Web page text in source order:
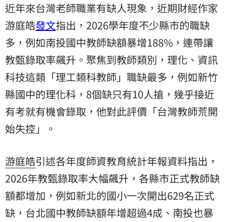
近年來台灣老師職業有缺人現象，近期財經作家
游庭皓發文指出，2026學年度不少縣市的職缺
多，例如南投國中教師缺額暴增188%，連帶讓
教甄錄取率飆升。聚焦到教師類別，理化、資訊
科技這類「理工類科教師」職缺最多，例如新竹
縣國中的理化科，8個缺只有10人搶，幾乎接近
有考就有機會錄取，他對此評價「台灣教師荒開
始失控」。
游庭皓引述各年度師資教育統計年報資料指出，
2026年教甄錄取率大幅飆升，各縣市正式教師缺
額都增加，例如新北的國小一次開出629名正式
缺，台北國中教師缺額年增超過4成、南投也暴